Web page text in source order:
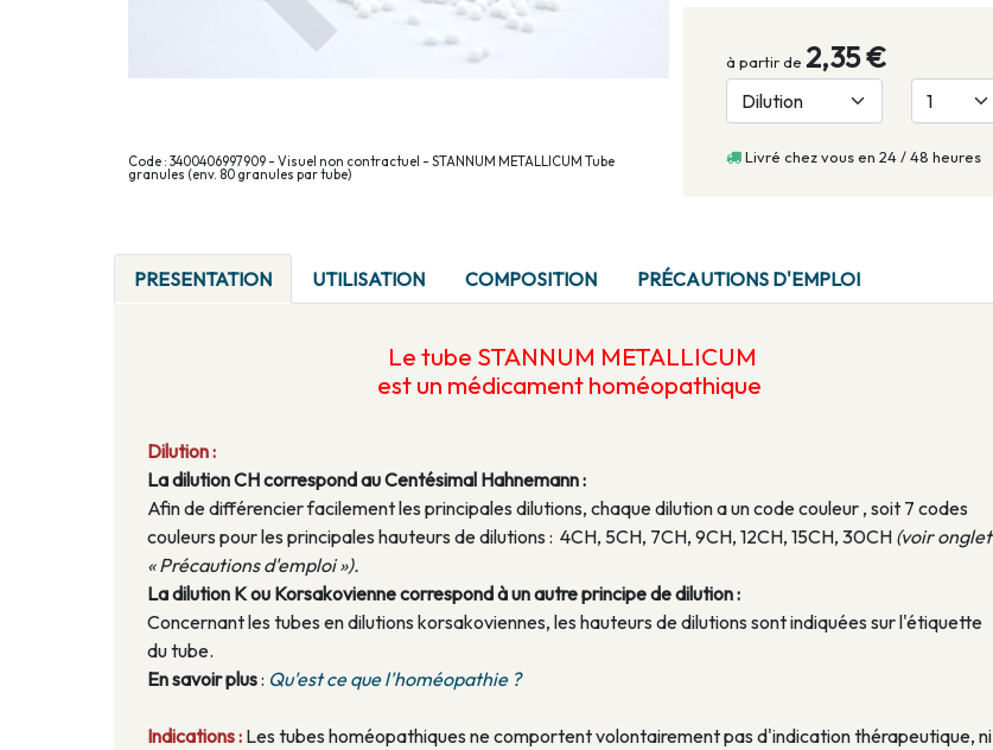
Code : 3400406997909 - Visuel non contractuel - STANNUM METALLICUM Tube
granules (env. 80 granules par tube)
à partir de 2,35 €
Livré chez vous en 24 / 48 heures
PRESENTATION UTILISATION COMPOSITION PRÉCAUTIONS D'EMPLOI
Le tube STANNUM METALLICUM
est un médicament homéopathique
Dilution :
La dilution CH correspond au Centésimal Hahnemann :
Afin de différencier facilement les principales dilutions, chaque dilution a un code couleur , soit 7 codes
couleurs pour les principales hauteurs de dilutions : 4CH, 5CH, 7CH, 9CH, 12CH, 15CH, 30CH (voir onglet
« Précautions d'emploi »).
La dilution K ou Korsakovienne correspond à un autre principe de dilution :
Concernant les tubes en dilutions korsakoviennes, les hauteurs de dilutions sont indiquées sur l'étiquette
du tube.
En savoir plus: Qu'est ce que l'homéopathie ?
Indications : Les tubes homéopathiques ne comportent volontairement pas d'indication thérapeutique, ni